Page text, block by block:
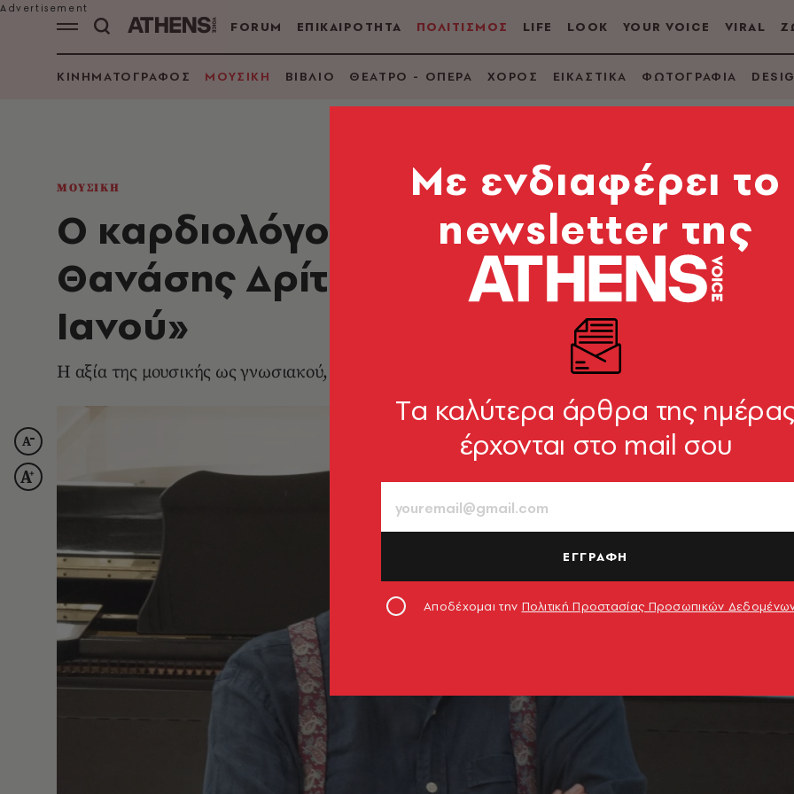
FORUM ΕΠΙΚΑΙΡΟΤΗΤΑ ΠΟΛΙΤΙΣΜΟΣ LIFE LOOK YOUR VOICE VIRAL
ΚΙΝΗΜΑΤΟΓΡΑΦΟΣ ΜΟΥΣΙΚΗ ΒΙΒΛΙΟ ΘΕΑΤΡΟ - ΟΠΕΡΑ ΧΟΡΟΣ ΕΙΚΑΣΤΙΚΑ ΦΩΤΟΓΡΑΦΙΑ
ΜΟΥΣΙΚΗ
Ο καρδιολόγος, συνθέτης και
Θανάσης Δρίτσας στις «Συναντήσεις
Ιανού»
Η αξία της μουσικής ως γνωσιακού, μαθησιακού και θεραπευτικού εργαλείου σε μια ανοιχτή
Mε ενδιαφέρει το
newsletter της
Tα καλύτερα άρθρα της
έρχονται στο mail σου
ΕΓΓΡΑΦΗ
Αποδέχομαι την Πολιτική Προστασίας Προσωπικών